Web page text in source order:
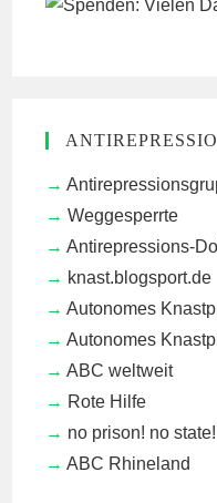
Weggesperrte
Antirepressions-
knast.blogsport.de
Autonomes
Autonomes
ABC weltweit
Rote Hilfe
no prison! no state!
ABC Rhineland